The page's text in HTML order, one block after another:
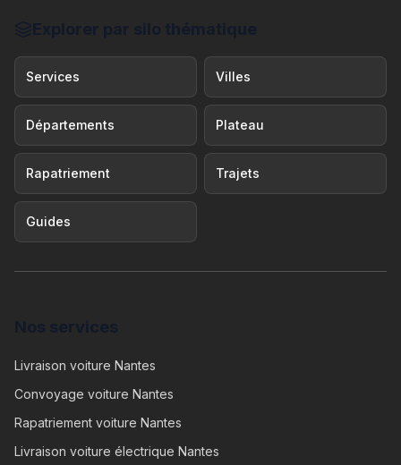
Services Villes
Départements Plateau
Rapatriement Trajets
Guides
Livraison voiture Nantes
Convoyage voiture Nantes
Rapatriement voiture Nantes
Livraison voiture électrique Nantes